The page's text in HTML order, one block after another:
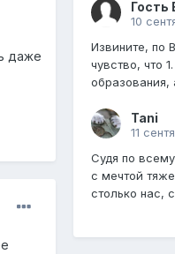
даже
Гость
10
Извините, по
чувство, что
образования,
Tani
11
Судя по
с мечтой
столько нас,